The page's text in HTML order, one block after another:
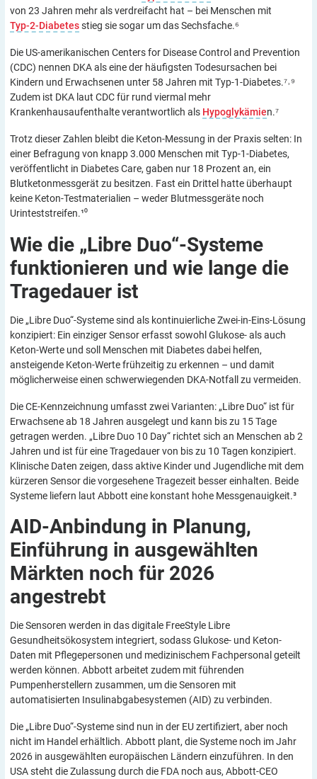
von 23 Jahren mehr als verdreifacht hat – bei Menschen mit
Typ-2-Diabetesstieg sie sogar um das Sechsfache.⁶
Die US-amerikanischen Centers for Disease Control and Prevention
(CDC) nennen DKA als eine der häufigsten Todesursachen bei
Kindern und Erwachsenen unter 58 Jahren mit Typ-1-Diabetes.⁷˒⁹
Zudem ist DKA laut CDC für rund viermal mehr
Krankenhausaufenthalte verantwortlich als Hypoglykämien.⁷
Trotz dieser Zahlen bleibt die Keton-Messung in der Praxis selten: In
einer Befragung von knapp 3.000 Menschen mit Typ-1-Diabetes,
veröffentlicht in Diabetes Care, gaben nur 18 Prozent an, ein
Blutketonmessgerät zu besitzen. Fast ein Drittel hatte überhaupt
keine Keton-Testmaterialien – weder Blutmessgeräte noch
Urinteststreifen.¹⁰
Wie die „Libre Duo“-Systeme
funktionieren und wie lange die
Tragedauer ist
Die „Libre Duo“-Systeme sind als kontinuierliche Zwei-in-Eins-Lösung
konzipiert: Ein einziger Sensor erfasst sowohl Glukose- als auch
Keton-Werte und soll Menschen mit Diabetes dabei helfen,
ansteigende Keton-Werte frühzeitig zu erkennen – und damit
möglicherweise einen schwerwiegenden DKA-Notfall zu vermeiden.
Die CE-Kennzeichnung umfasst zwei Varianten: „Libre Duo“ ist für
Erwachsene ab 18 Jahren ausgelegt und kann bis zu 15 Tage
getragen werden. „Libre Duo 10 Day“ richtet sich an Menschen ab 2
Jahren und ist für eine Tragedauer von bis zu 10 Tagen konzipiert.
Klinische Daten zeigen, dass aktive Kinder und Jugendliche mit dem
kürzeren Sensor die vorgesehene Tragezeit besser einhalten. Beide
Systeme liefern laut Abbott eine konstant hohe Messgenauigkeit.³
AID-Anbindung in Planung,
Einführung in ausgewählten
Märkten noch für 2026
angestrebt
Die Sensoren werden in das digitale FreeStyle Libre
Gesundheitsökosystem integriert, sodass Glukose- und Keton-
Daten mit Pflegepersonen und medizinischem Fachpersonal geteilt
werden können. Abbott arbeitet zudem mit führenden
Pumpenherstellern zusammen, um die Sensoren mit
automatisierten Insulinabgabesystemen (AID) zu verbinden.
Die „Libre Duo“-Systeme sind nun in der EU zertifiziert, aber noch
nicht im Handel erhältlich. Abbott plant, die Systeme noch im Jahr
2026 in ausgewählten europäischen Ländern einzuführen. In den
USA steht die Zulassung durch die FDA noch aus, Abbott-CEO